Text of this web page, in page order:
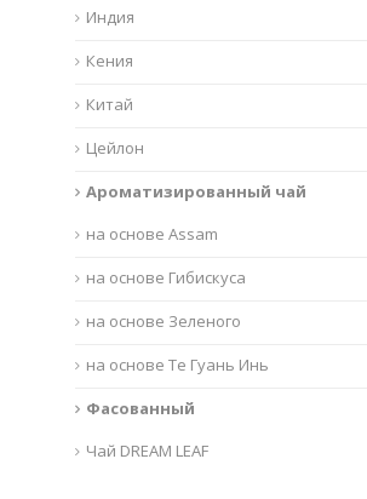
Индия
Кения
Китай
Цейлон
Ароматизированный чай
на основе Assam
на основе Гибискуса
на основе Зеленого
на основе Те Гуань Инь
Фасованный
Чай DREAM LEAF